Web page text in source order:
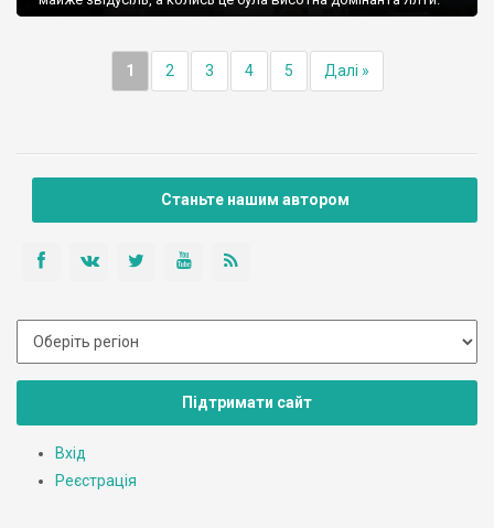
1 2 3 4 5 Далі »
Станьте нашим автором
Підтримати сайт
Вхід
Реєстрація